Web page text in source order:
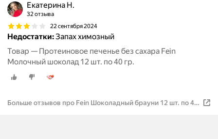
Екатерина Н.
32 отзыва
22 сентября 2024
Недостатки:Запах химозный
Товар — Протеиновое печенье без сахара Fein
Молочный шоколад 12 шт. по 40 гр.
Больше отзывов про Fein Шоколадный брауни 12 шт. по 40